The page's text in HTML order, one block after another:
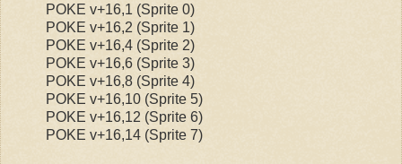
POKE v+16,1 (Sprite 0)
POKE v+16,2 (Sprite 1)
POKE v+16,4 (Sprite 2)
POKE v+16,6 (Sprite 3)
POKE v+16,8 (Sprite 4)
POKE v+16,10 (Sprite 5)
POKE v+16,12 (Sprite 6)
POKE v+16,14 (Sprite 7)